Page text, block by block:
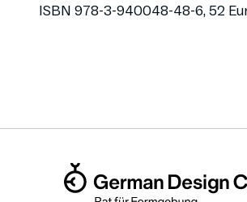
ISBN 978-3-940048-48-6, 52